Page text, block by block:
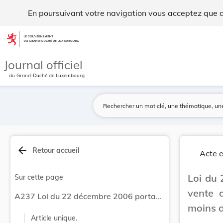
En poursuivant votre navigation vous acceptez que
Aller au contenu
Journal officiel
du Grand-Duché de Luxembourg
arrow_back Retour accueil
Sur cette page
A237 Loi du 22 décembre 2006 portant interdiction de la vente de boissons alcooliques à des mineurs de moins de seize ans.
Article unique.
Acte
Loi du
vente
moins